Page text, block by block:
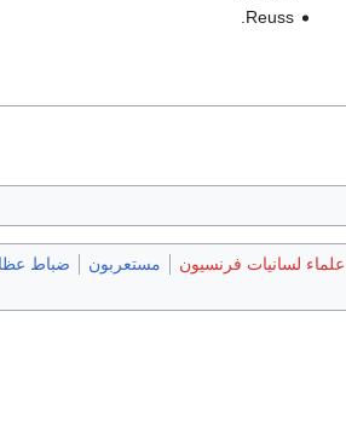
Reuss.
علماء لسانيات فرنسيون مستعربون
ضباط